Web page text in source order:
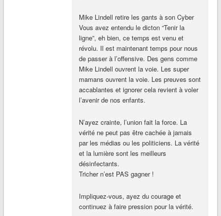
Mike Lindell retire les gants à son Cyber
Vous avez entendu le dicton “Tenir la
ligne”, eh bien, ce temps est venu et
révolu. Il est maintenant temps pour nous
de passer à l’offensive. Des gens comme
Mike Lindell ouvrent la voie. Les super
mamans ouvrent la voie. Les preuves sont
accablantes et ignorer cela revient à voler
l’avenir de nos enfants.
N’ayez crainte, l’union fait la force. La
vérité ne peut pas être cachée à jamais
par les médias ou les politiciens. La vérité
et la lumière sont les meilleurs
désinfectants.
Tricher n’est PAS gagner !
Impliquez-vous, ayez du courage et
continuez à faire pression pour la vérité.